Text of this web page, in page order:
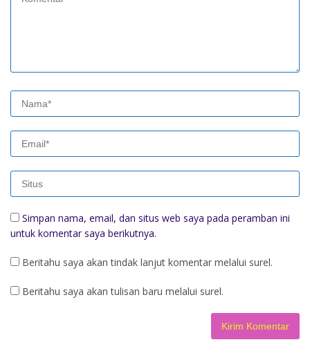
Simpan nama, email, dan situs web saya pada peramban ini
untuk komentar saya berikutnya.
Beritahu saya akan tindak lanjut komentar melalui surel.
Beritahu saya akan tulisan baru melalui surel.